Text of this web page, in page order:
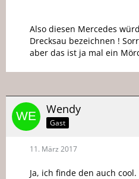
Also diesen Mercedes
Drecksau bezeichnen !
aber das ist ja mal ein
Wendy
Gast
11. März 2017
Ja, ich finde den auch cool.